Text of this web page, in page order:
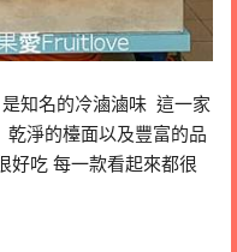
知名的冷滷滷味 這一家
淨的檯面以及豐富的品
好吃 每一款看起來都很